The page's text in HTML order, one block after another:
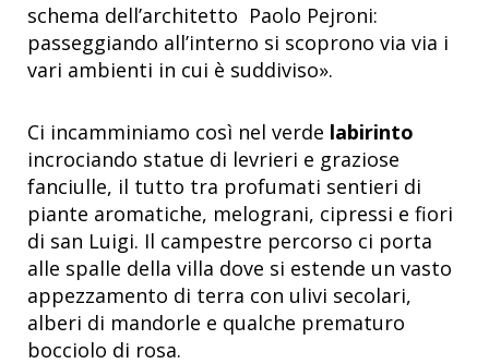
schema dell’architetto Paolo Pejroni:
passeggiando all’interno si scoprono via via i
vari ambienti in cui è suddiviso».
Ci incamminiamo così nel verde labirinto
incrociando statue di levrieri e graziose
fanciulle, il tutto tra profumati sentieri di
piante aromatiche, melograni, cipressi e fiori
di san Luigi. Il campestre percorso ci porta
alle spalle della villa dove si estende un vasto
appezzamento di terra con ulivi secolari,
alberi di mandorle e qualche prematuro
bocciolo di rosa.